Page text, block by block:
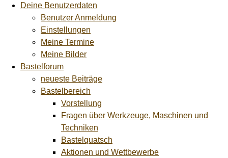
Deine Benutzerdaten
Benutzer Anmeldung
Einstellungen
Meine Termine
Meine Bilder
Bastelforum
neueste Beiträge
Bastelbereich
Vorstellung
Fragen über Werkzeuge, Maschinen und
Techniken
Bastelquatsch
Aktionen und Wettbewerbe